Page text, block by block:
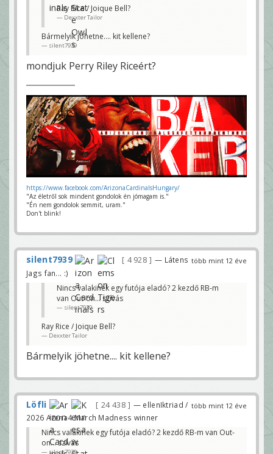
Ray Rice / Joique Bell?
Dexxter Tailor
Bármelyik jöhetne.... kit kellene?
silent7939
mondjuk Perry Riley Riceért?
https://www.facebook.com/ArizonaCardinalsHungary/
"Az életről sok mindent gondolok én jómagam is."
"Én nem gondolok semmit, uram."
Don't blink!
több mint 12 éve
silent7939 4 928
— Látens
Jags fan... :)
Nincs valakinek egy futója eladó? 2 kezdő RB-m
van Out-on... szívás
silent7939
Ray Rice / Joique Bell?
Dexxter Tailor
Bármelyik jöhetne.... kit kellene?
több mint 12 éve
Löfli 24 438
— ellenIktriad /
2026 Arena4 March Madness winner
Nincs valakinek egy futója eladó? 2 kezdő RB-m van Out-
on... szívás
silent7939